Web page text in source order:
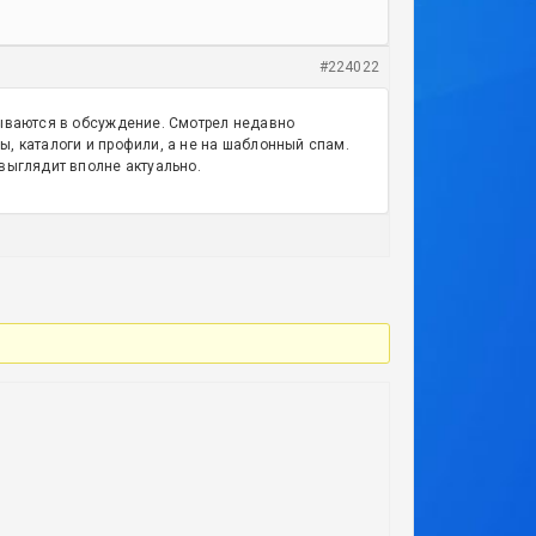
#224022
в обсуждение. Смотрел недавно
каталоги и профили, а не на шаблонный спам.
вполне актуально.